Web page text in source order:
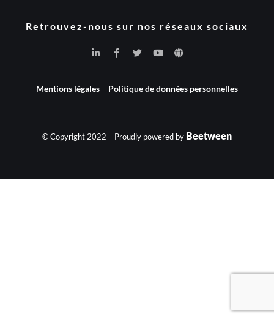
Retrouvez-nous sur nos réseaux sociaux
Mentions légales – Politique de données personnelles
© Copyright 2022 – Proudly powered by Beetween